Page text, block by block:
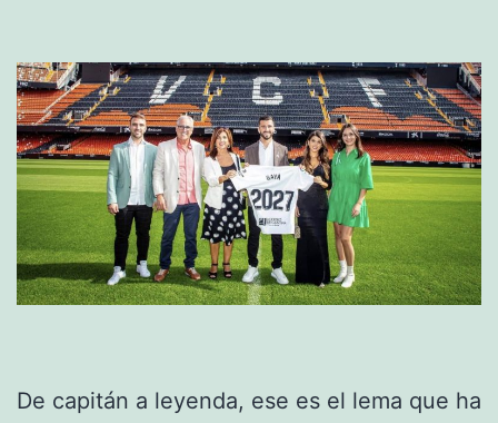
De capitán a leyenda, ese es el lema que ha